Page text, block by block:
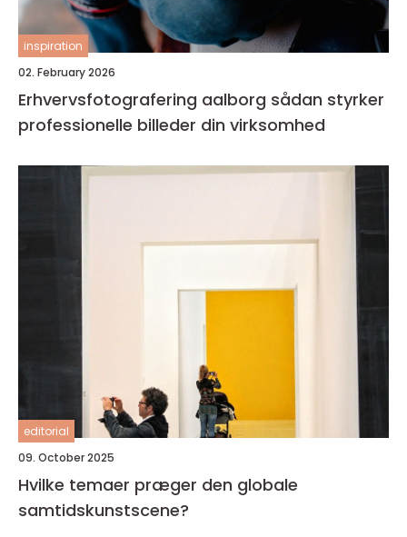
inspiration
02. February 2026
Erhvervsfotografering aalborg sådan styrker
professionelle billeder din virksomhed
editorial
09. October 2025
Hvilke temaer præger den globale
samtidskunstscene?